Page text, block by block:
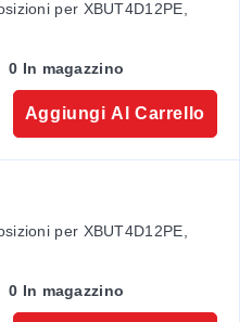
per XBUT4D12PE,
0 In magazzino
Aggiungi Al Carrello
per XBUT4D12PE,
0 In magazzino